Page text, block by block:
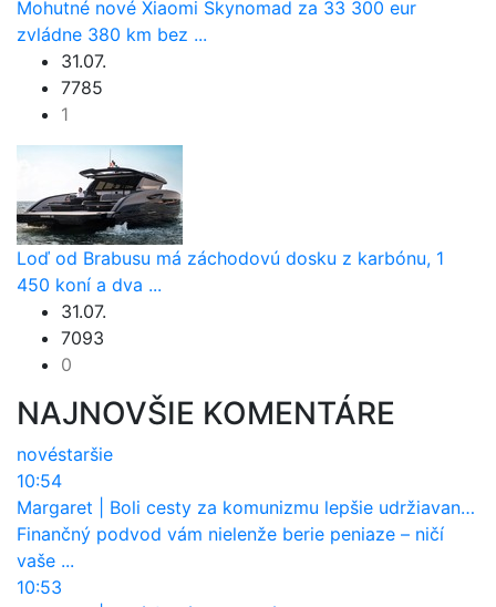
Mohutné nové Xiaomi Skynomad za 33 300 eur
zvládne 380 km bez ...
31.07.
7785
1
Loď od Brabusu má záchodovú dosku z karbónu, 1
450 koní a dva ...
31.07.
7093
0
NAJNOVŠIE KOMENTÁRE
novéstaršie
10:54
Margaret
Boli cesty za komunizmu lepšie udržiavané ako dnes?
Finančný podvod vám nielenže berie peniaze – ničí
vaše ...
10:53